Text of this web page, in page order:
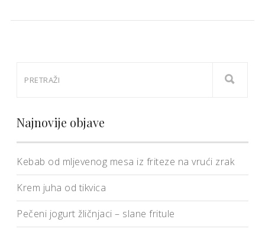
Najnovije objave
Kebab od mljevenog mesa iz friteze na vrući zrak
Krem juha od tikvica
Pečeni jogurt žličnjaci – slane fritule